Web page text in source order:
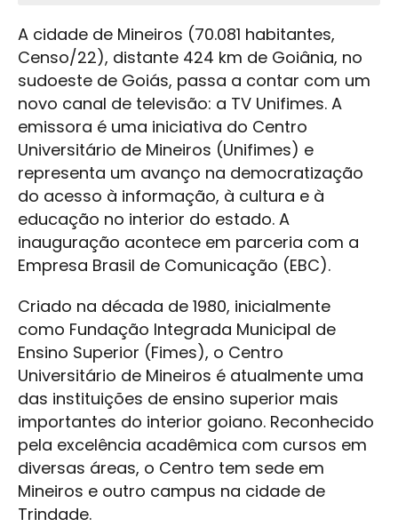
A cidade de Mineiros (70.081 habitantes,
Censo/22), distante 424 km de Goiânia, no
sudoeste de Goiás, passa a contar com um
novo canal de televisão: a TV Unifimes. A
emissora é uma iniciativa do Centro
Universitário de Mineiros (Unifimes) e
representa um avanço na democratização
do acesso à informação, à cultura e à
educação no interior do estado. A
inauguração acontece em parceria com a
Empresa Brasil de Comunicação (EBC).
Criado na década de 1980, inicialmente
como Fundação Integrada Municipal de
Ensino Superior (Fimes), o Centro
Universitário de Mineiros é atualmente uma
das instituições de ensino superior mais
importantes do interior goiano. Reconhecido
pela excelência acadêmica com cursos em
diversas áreas, o Centro tem sede em
Mineiros e outro campus na cidade de
Trindade.